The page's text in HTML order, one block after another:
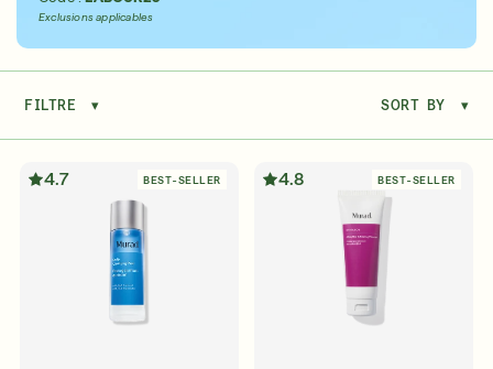
Super hydratants avec SPF qui vous
accompagnent tout au long de l'été
APPRENDRE ENCORE PLUS
Exclusions applicables
FILTRE ▾ SORT BY ▾
4.7 BEST-SELLER 4.8 BEST-SELLER